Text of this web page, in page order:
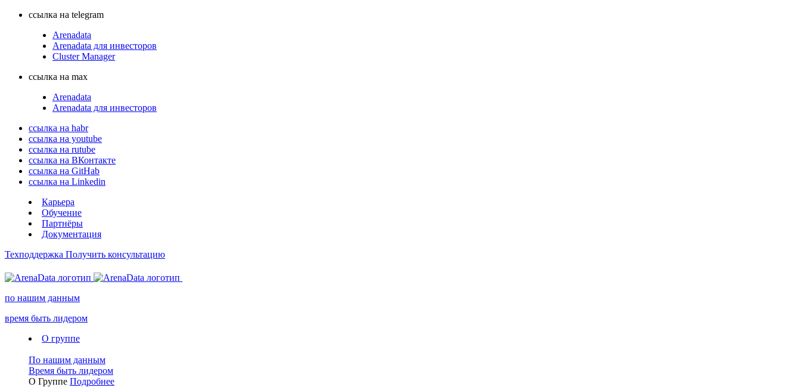
ссылка на telegram
Arenadata
Arenadata для инвесторов
Cluster Manager
ссылка на max
Arenadata
Arenadata для инвесторов
ссылка на habr
ссылка на youtube
ссылка на rutube
ссылка на ВКонтакте
ссылка на GitHab
ссылка на Linkedin
Карьера
Обучение
Партнёры
Документация
Техподдержка Получить консультацию
по нашим данным
время быть лидером
О группе
По нашим данным
Время быть лидером
О Группе Подробнее